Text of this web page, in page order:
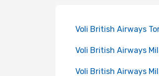
Voli British Airways
Voli British Airways
Voli British Airways